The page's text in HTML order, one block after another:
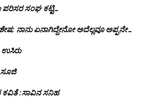
ಪರಿಸರ ಸಂಘ ಕಟ್ಟಿ…
ನಾನು ಏನಾಗಿದ್ದೇನೋ‌ ಅದೆಲ್ಲವೂ ಅಪ್ಪನೇ…
ಉಸಿರು
ಸೂಜಿ
ಕವಿತೆ :ಸಾವಿನ ಸನಿಹ